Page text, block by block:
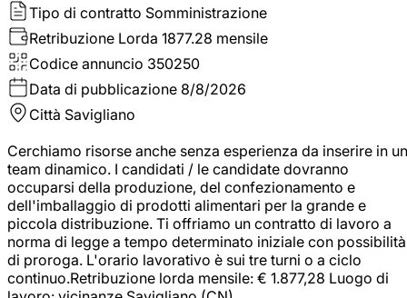
Tipo di contratto Somministrazione
Retribuzione Lorda 1877.28 mensile
Codice annuncio 350250
Data di pubblicazione 8/8/2026
Città Savigliano
Cerchiamo risorse anche senza esperienza da inserire in un
team dinamico. I candidati / le candidate dovranno
occuparsi della produzione, del confezionamento e
dell'imballaggio di prodotti alimentari per la grande e
piccola distribuzione. Ti offriamo un contratto di lavoro a
norma di legge a tempo determinato iniziale con possibilità
di proroga. L'orario lavorativo è sui tre turni o a ciclo
continuo.Retribuzione lorda mensile: € 1.877,28 Luogo di